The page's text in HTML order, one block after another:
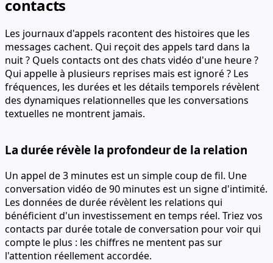
contacts
Les journaux d'appels racontent des histoires que les
messages cachent. Qui reçoit des appels tard dans la
nuit ? Quels contacts ont des chats vidéo d'une heure ?
Qui appelle à plusieurs reprises mais est ignoré ? Les
fréquences, les durées et les détails temporels révèlent
des dynamiques relationnelles que les conversations
textuelles ne montrent jamais.
La durée révèle la profondeur de la relation
Un appel de 3 minutes est un simple coup de fil. Une
conversation vidéo de 90 minutes est un signe d'intimité.
Les données de durée révèlent les relations qui
bénéficient d'un investissement en temps réel. Triez vos
contacts par durée totale de conversation pour voir qui
compte le plus : les chiffres ne mentent pas sur
l'attention réellement accordée.